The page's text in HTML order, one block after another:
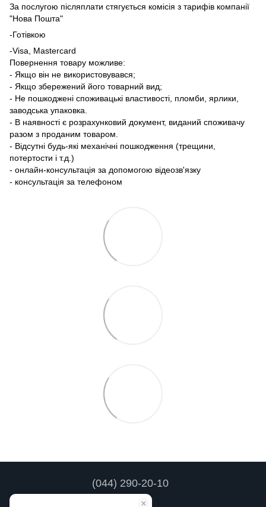
За послугою післяплати стягується комісія з тарифів компанії
"Нова Пошта"
-Готівкою
-Visa, Mastercard
Повернення товару можливе:
- Якщо він не використовувався;
- Якщо збережений його товарний вид;
- Не пошкоджені споживацькі властивості, пломби, ярлики,
заводська упаковка.
- В наявності є розрахунковий документ, виданий споживачу
разом з проданим товаром.
- Відсутні будь-які механічні пошкодження (трещини,
потертости і т.д.)
- онлайн-консультація за допомогою відеозв'язку
- консультація за телефоном
(044) 290-20-10
Контакти